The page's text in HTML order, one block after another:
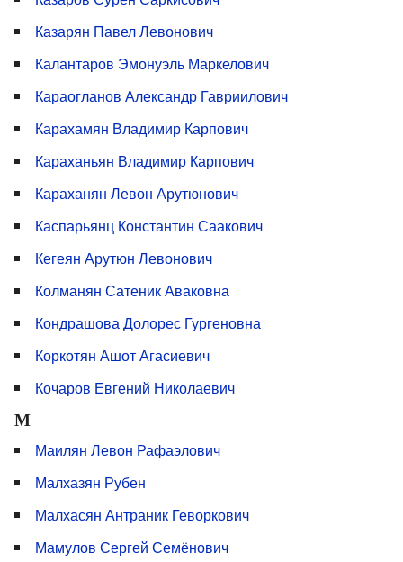
Казарян Павел Левонович
Калантаров Эмонуэль Маркелович
Караогланов Александр Гавриилович
Карахамян Владимир Карпович
Караханьян Владимир Карпович
Караханян Левон Арутюнович
Каспарьянц Константин Саакович
Кегеян Арутюн Левонович
Колманян Сатеник Аваковна
Кондрашова Долорес Гургеновна
Коркотян Ашот Агасиевич
Кочаров Евгений Николаевич
М
Маилян Левон Рафаэлович
Малхазян Рубен
Малхасян Антраник Геворкович
Мамулов Сергей Семёнович